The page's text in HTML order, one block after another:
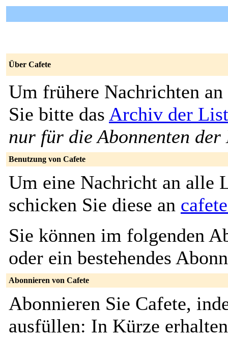
Über Cafete
Um frühere Nachrichten an
Sie bitte das Archiv der
nur für die Abonnenten
Benutzung von Cafete
Um eine Nachricht an alle
schicken Sie diese an
Sie können im folgenden
oder ein bestehendes
Abonnieren von Cafete
Abonnieren Sie Cafete,
ausfüllen: In Kürze